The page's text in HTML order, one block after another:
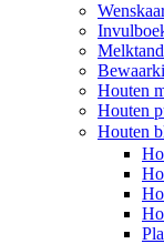
Houten
Houten
Houten